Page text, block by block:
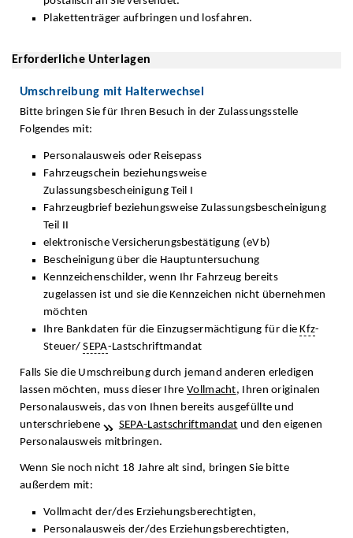
Plakettenträger aufbringen und losfahren.
Erforderliche Unterlagen
Umschreibung mit Halterwechsel
Bitte bringen Sie für Ihren Besuch in der Zulassungsstelle
Folgendes mit:
Personalausweis oder Reisepass
Fahrzeugschein beziehungsweise
Zulassungsbescheinigung Teil I
Fahrzeugbrief beziehungsweise Zulassungsbescheinigung
Teil II
elektronische Versicherungsbestätigung (eVb)
Bescheinigung über die Hauptuntersuchung
Kennzeichenschilder, wenn Ihr Fahrzeug bereits
zugelassen ist und sie die Kennzeichen nicht übernehmen
möchten
Ihre Bankdaten für die Einzugsermächtigung für dieKfz-
Steuer/SEPA-Lastschriftmandat
Falls Sie die Umschreibung durch jemand anderen erledigen
lassen möchten, muss dieser IhreVollmacht, Ihren originalen
Personalausweis, das von Ihnen bereits ausgefüllte und
unterschriebene
SEPA-Lastschriftmandat und den eigenen
Personalausweis mitbringen.
Wenn Sie noch nicht 18 Jahre alt sind, bringen Sie bitte
außerdem mit:
Vollmacht der/des Erziehungsberechtigten,
Personalausweis der/des Erziehungsberechtigten,